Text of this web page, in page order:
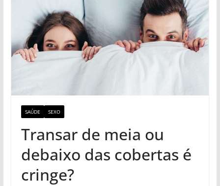
SAÚDE SEXO
Transar de meia ou
debaixo das cobertas é
cringe?